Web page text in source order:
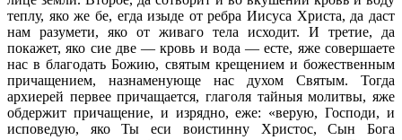
теплу, яко же бе, егда изыде от ребра Иисуса Христа, да даст
нам разумети, яко от живаго тела исходит. И третие, да
покажет, яко сие две — кровь и вода — есте, яже совершаете
нас в благодать Божию, святым крещением и божественным
причащением, назнаменующе нас духом Святым. Тогда
архиерей первее причащается, глаголя тайныя молитвы, яже
обдержит причащение, и изрядно, еже: «верую, Господи, и
исповедую, яко Ты еси воистинну Христос, Сын Бога